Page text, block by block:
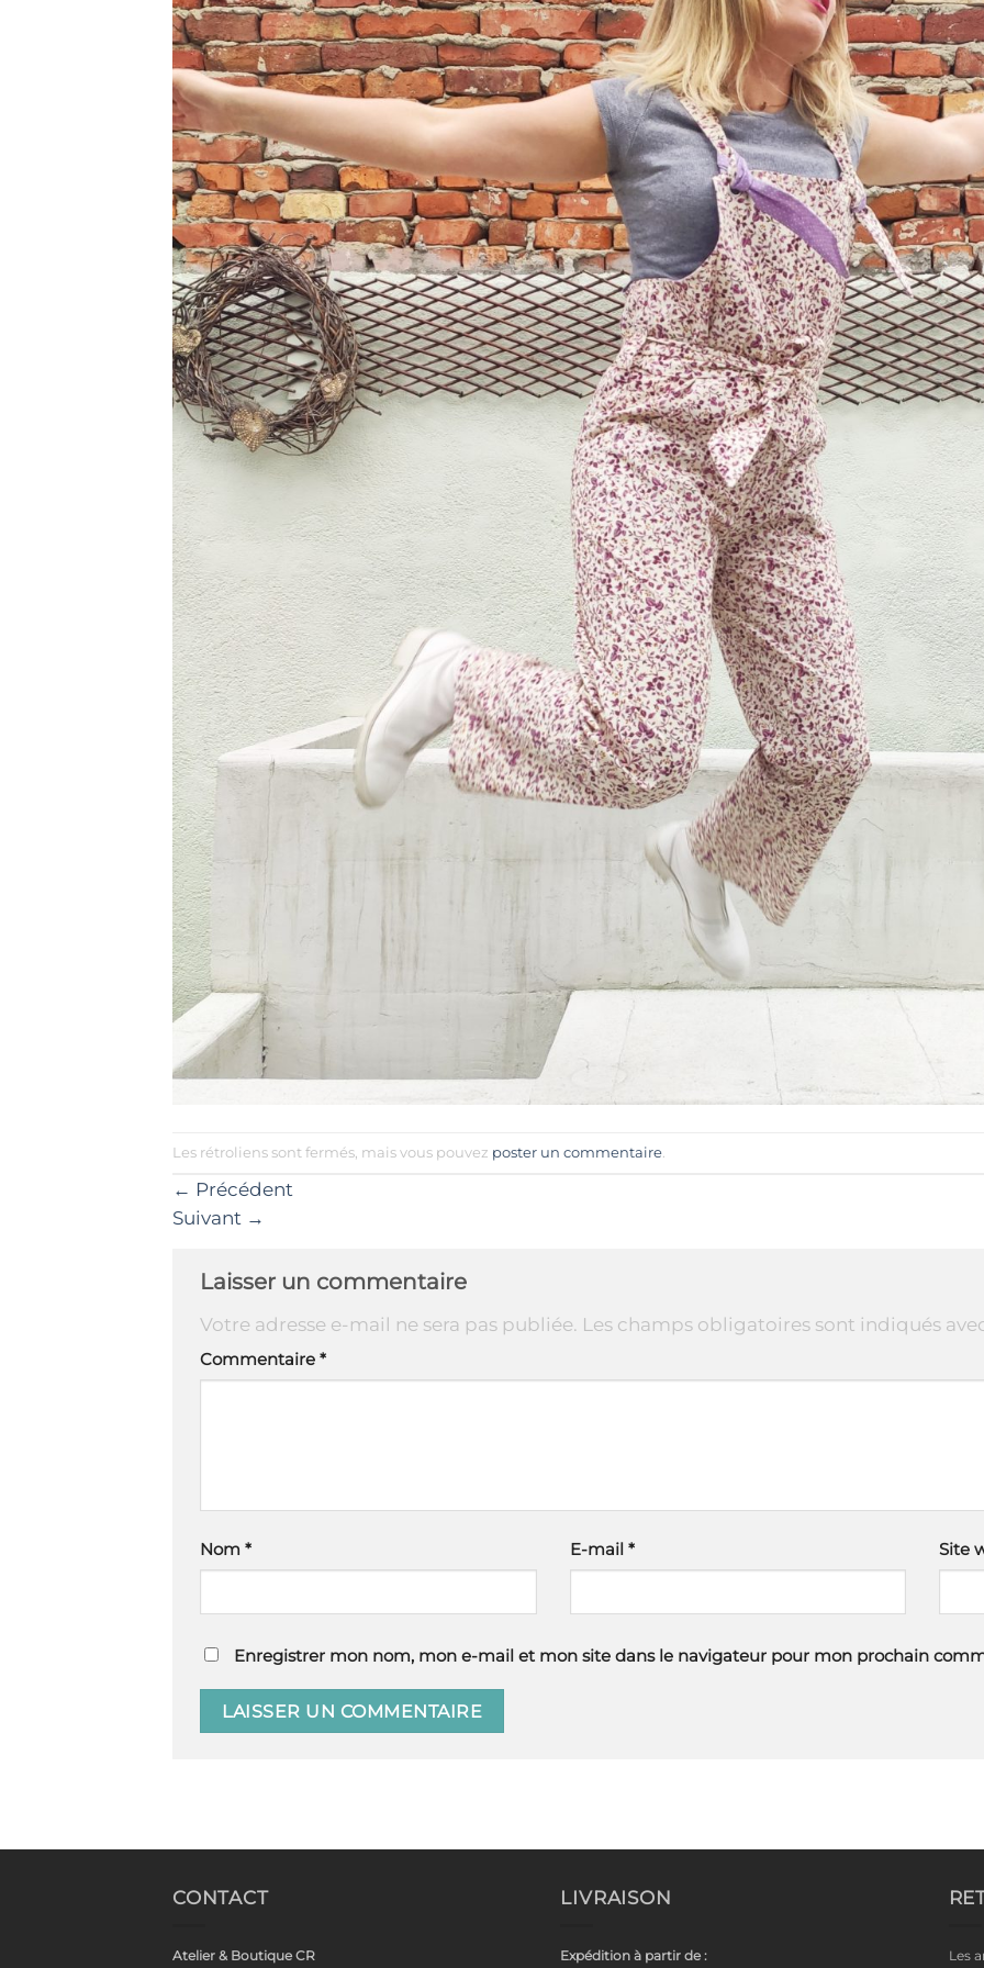
Les rétroliens sont fermés, mais vous pouvez poster un commentaire
← Précédent
Suivant →
Laisser un commentaire
Votre adresse e-mail ne sera pas publiée. Les champs obligatoires sont indiqués
Commentaire *
Nom * E-mail * Site
Enregistrer mon nom, mon e-mail et mon site dans le navigateur pour mon prochain
CONTACT
Atelier & Boutique CR
LIVRAISON
Expédition à partir de :
Les